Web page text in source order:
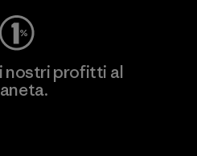
nostri profitti al